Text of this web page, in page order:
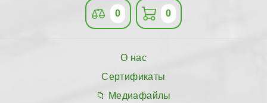
0 0
О нас
Сертификаты
Медиафайлы